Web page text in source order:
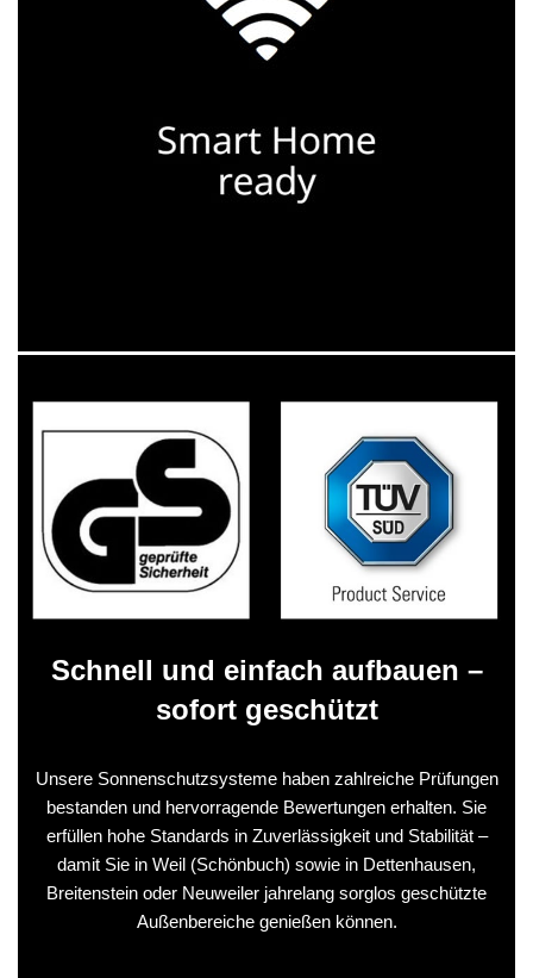
Schnell und einfach aufbauen –
sofort geschützt
Unsere Sonnenschutzsysteme haben zahlreiche Prüfungen
bestanden und hervorragende Bewertungen erhalten. Sie
erfüllen hohe Standards in Zuverlässigkeit und Stabilität –
damit Sie in Weil (Schönbuch) sowie in Dettenhausen,
Breitenstein oder Neuweiler jahrelang sorglos geschützte
Außenbereiche genießen können.